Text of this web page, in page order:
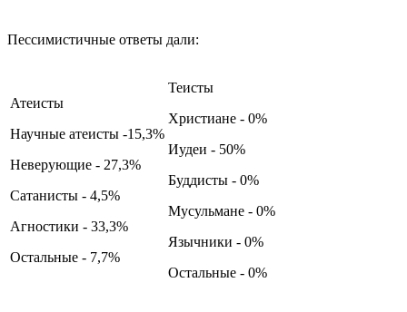
Пессимистичные ответы дали:
Атеисты
Научные атеисты -15,3%
Неверующие - 27,3%
Сатанисты - 4,5%
Агностики - 33,3%
Остальные - 7,7%
Теисты
Христиане - 0%
Иудеи - 50%
Буддисты - 0%
Мусульмане - 0%
Язычники - 0%
Остальные - 0%